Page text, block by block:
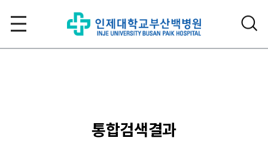
통합검색결과